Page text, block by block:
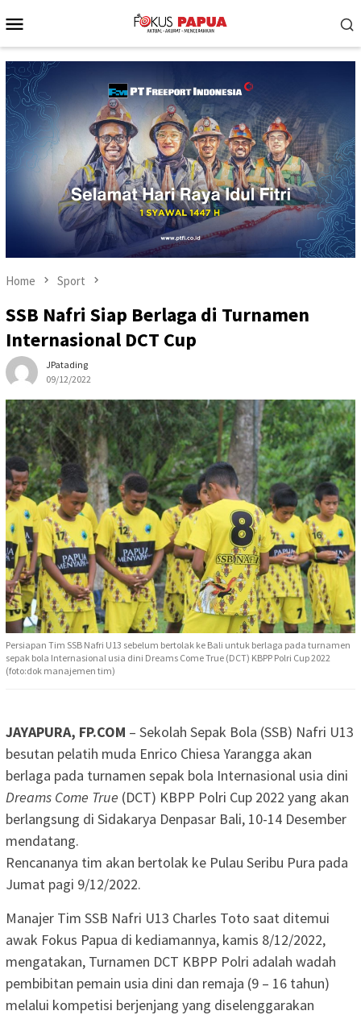
to
Menu
Home Sport
SSB Nafri Siap Berlaga di Turnamen
Internasional DCT Cup
JPatading
09/12/2022
Persiapan Tim SSB Nafri U13 sebelum bertolak ke Bali untuk berlaga pada turnamen
sepak bola Internasional usia dini Dreams Come True (DCT) KBPP Polri Cup 2022
(foto:dok manajemen tim)
JAYAPURA, FP.COM – Sekolah Sepak Bola (SSB) Nafri U13
besutan pelatih muda Enrico Chiesa Yarangga akan
berlaga pada turnamen sepak bola Internasional usia dini
Dreams Come True (DCT) KBPP Polri Cup 2022 yang akan
berlangsung di Sidakarya Denpasar Bali, 10-14 Desember
mendatang.
Rencananya tim akan bertolak ke Pulau Seribu Pura pada
Jumat pagi 9/12/2022.
Manajer Tim SSB Nafri U13 Charles Toto saat ditemui
awak Fokus Papua di kediamannya, kamis 8/12/2022,
mengatakan, Turnamen DCT KBPP Polri adalah wadah
pembibitan pemain usia dini dan remaja (9 – 16 tahun)
melalui kompetisi berjenjang yang diselenggarakan